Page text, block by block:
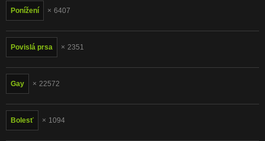
汉语
Bahasa Melayu
Ελληνικά
Magyar
ह िन ्द ी
Ponížení 6407
Povislá prsa 2351
Gay 22572
Bolesť 1094